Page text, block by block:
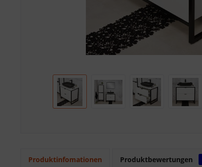
Produktinfomationen Produktbewertungen